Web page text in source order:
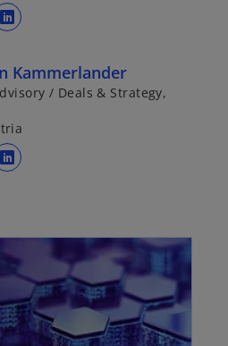
w
r
d
n
e
i
r
n
u
e
Kammerlander
/ Deals & Strategy,
w
i
n
e
i
n
wird in einer neuen Registerkarte geöffnet